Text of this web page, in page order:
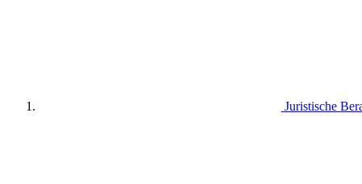
Juristische